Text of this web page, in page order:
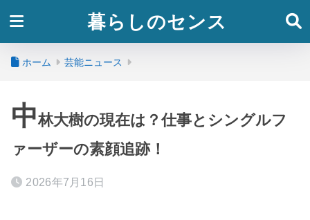
暮らしのセンス
ホーム 芸能ニュース
中林大樹の現在は？仕事とシングルフ
ァーザーの素顔追跡！
2026年7月16日